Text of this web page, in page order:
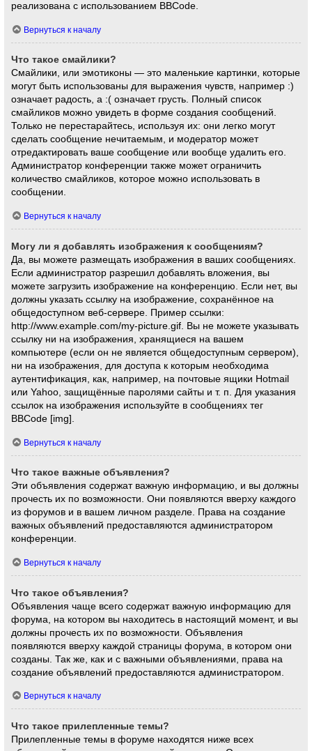
реализована с использованием BBCode.
Вернуться к началу
Что такое смайлики?
Смайлики, или эмотиконы — это маленькие картинки, которые
могут быть использованы для выражения чувств, например :)
означает радость, а :( означает грусть. Полный список
смайликов можно увидеть в форме создания сообщений.
Только не перестарайтесь, используя их: они легко могут
сделать сообщение нечитаемым, и модератор может
отредактировать ваше сообщение или вообще удалить его.
Администратор конференции также может ограничить
количество смайликов, которое можно использовать в
сообщении.
Вернуться к началу
Могу ли я добавлять изображения к сообщениям?
Да, вы можете размещать изображения в ваших сообщениях.
Если администратор разрешил добавлять вложения, вы
можете загрузить изображение на конференцию. Если нет, вы
должны указать ссылку на изображение, сохранённое на
общедоступном веб-сервере. Пример ссылки:
http://www.example.com/my-picture.gif. Вы не можете указывать
ссылку ни на изображения, хранящиеся на вашем
компьютере (если он не является общедоступным сервером),
ни на изображения, для доступа к которым необходима
аутентификация, как, например, на почтовые ящики Hotmail
или Yahoo, защищённые паролями сайты и т. п. Для указания
ссылок на изображения используйте в сообщениях тег
BBCode [img].
Вернуться к началу
Что такое важные объявления?
Эти объявления содержат важную информацию, и вы должны
прочесть их по возможности. Они появляются вверху каждого
из форумов и в вашем личном разделе. Права на создание
важных объявлений предоставляются администратором
конференции.
Вернуться к началу
Что такое объявления?
Объявления чаще всего содержат важную информацию для
форума, на котором вы находитесь в настоящий момент, и вы
должны прочесть их по возможности. Объявления
появляются вверху каждой страницы форума, в котором они
созданы. Так же, как и с важными объявлениями, права на
создание объявлений предоставляются администратором.
Вернуться к началу
Что такое прилепленные темы?
Прилепленные темы в форуме находятся ниже всех